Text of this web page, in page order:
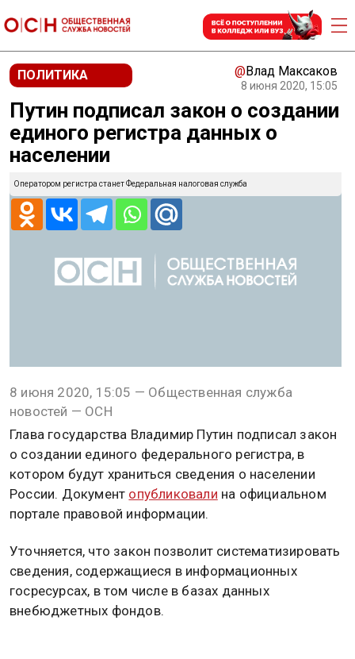
ПОЛИТИКА @Влад Максаков
8 июня 2020, 15:05
Путин подписал закон о создании
единого регистра данных о
населении
Оператором регистра станет Федеральная налоговая служба
8 июня 2020, 15:05 — Общественная служба
новостей — ОСН
Глава государства Владимир Путин подписал закон
о создании единого федерального регистра, в
котором будут храниться сведения о населении
России. Документ опубликовали на официальном
портале правовой информации.
Уточняется, что закон позволит систематизировать
сведения, содержащиеся в информационных
госресурсах, в том числе в базах данных
внебюджетных фондов.